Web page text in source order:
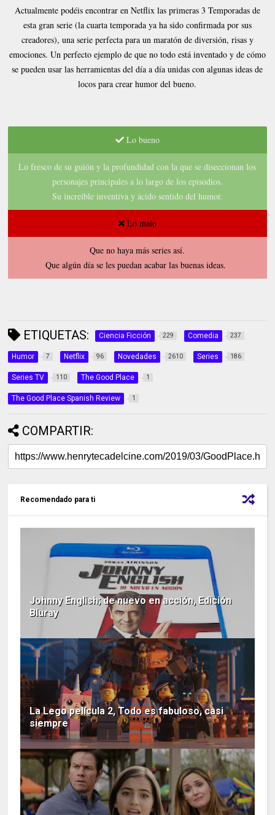
Actualmente podéis encontrar en Netflix las primeras 3 Temporadas de
esta gran serie (la cuarta temporada ya ha sido confirmada por sus
creadores), una serie perfecta para un maratón de diversión, risas y
emociones. Un perfecto ejemplo de que no todo está inventado y de cómo
se pueden usar las herramientas del día a día unidas con algunas ideas de
locos para crear humor del bueno.
Lo bueno
Lo fresco de su guión y la profundidad con la que se diseccionan los
personajes principales a lo largo de los episodios.
Su increible inventiva y ácido sentido del humor.
Lo malo
Que no haya más series así.
Que algún día se les puedan acabar las buenas ideas.
ETIQUETAS: Ciencia Ficción 229 Comedia 237
Humor 7 Netflix 96 Novedades 2610 Series 186
Series TV 110 The Good Place 1
The Good Place Spanish Review 1
COMPARTIR:
Recomendado para ti
Johnny English; de nuevo en acción, Edición
Bluray
La Lego película 2, Todo es fabuloso, casi
siempre